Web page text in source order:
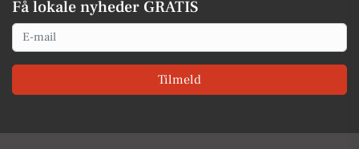
Få lokale nyheder GRATIS
Email
Tilmeld